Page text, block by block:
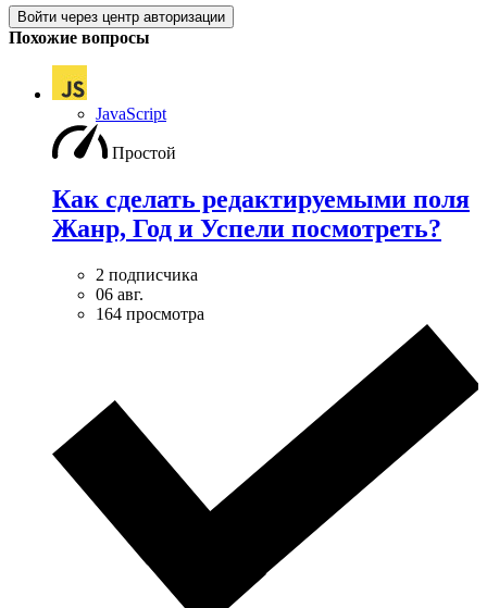
Войти через центр авторизации
Похожие вопросы
JavaScript
Простой
Как сделать редактируемыми поля
Жанр, Год и Успели посмотреть?
2 подписчика
06 авг.
164 просмотра